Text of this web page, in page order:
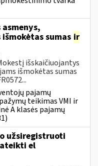
sumas ir
išskaičiuojantys
išmokėtas sumas
pajamų
teikimas VMI ir
A klasės pajamų
užsiregistruoti
el